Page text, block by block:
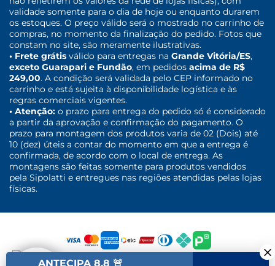
validade somente para o dia de hoje ou enquanto durarem
os estoques. O preço válido será o mostrado no carrinho de
compras, no momento da finalização do pedido. Fotos que
constam no site, são meramente ilustrativas.
• Frete grátis válido para entregas na Grande Vitória/ES,
exceto Guarapari e Fundão, em pedidos acima de R$
249,00. A condição será validada pelo CEP informado no
carrinho e está sujeita à disponibilidade logística e às
regras comerciais vigentes.
• Atenção: o prazo para entrega do pedido só é considerado
a partir da aprovação e confirmação do pagamento. O
prazo para montagem dos produtos varia de 02 (Dois) até
10 (dez) úteis a contar do momento em que a entrega é
confirmada, de acordo com o local de entrega. As
montagens são feitas somente para produtos vendidos
pela Sipolatti e entregues nas regiões atendidas pelas lojas
físicas.
ANTECIPA 8.8 🚨